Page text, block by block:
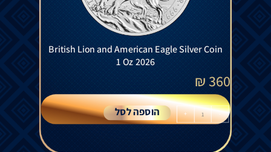
British Lion and American Eagle Silver Coin
1 Oz 2026
360
₪
-
+ הוספה לסל